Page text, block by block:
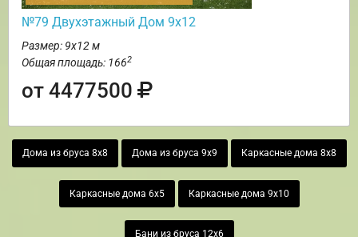
№79 Двухэтажный Дом 9х12
Размер: 9х12 м
Общая площадь: 1662
от 4477500
Дома из бруса 8х8 Дома из бруса 9х9 Каркасные дома 8х8
Каркасные дома 6х5 Каркасные дома 9х10
Бани из бруса 12х6